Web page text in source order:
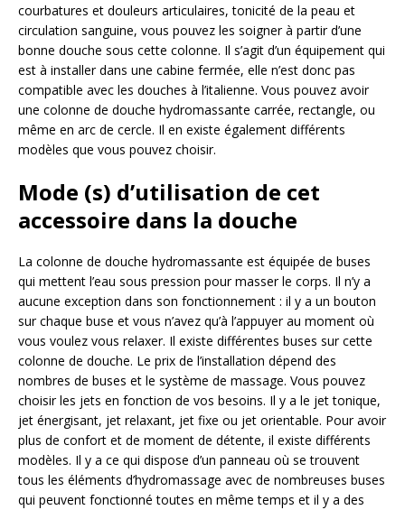
courbatures et douleurs articulaires, tonicité de la peau et
circulation sanguine, vous pouvez les soigner à partir d’une
bonne douche sous cette colonne. Il s’agit d’un équipement qui
est à installer dans une cabine fermée, elle n’est donc pas
compatible avec les douches à l’italienne. Vous pouvez avoir
une colonne de douche hydromassante carrée, rectangle, ou
même en arc de cercle. Il en existe également différents
modèles que vous pouvez choisir.
Mode (s) d’utilisation de cet
accessoire dans la douche
La colonne de douche hydromassante est équipée de buses
qui mettent l’eau sous pression pour masser le corps. Il n’y a
aucune exception dans son fonctionnement : il y a un bouton
sur chaque buse et vous n’avez qu’à l’appuyer au moment où
vous voulez vous relaxer. Il existe différentes buses sur cette
colonne de douche. Le prix de l’installation dépend des
nombres de buses et le système de massage. Vous pouvez
choisir les jets en fonction de vos besoins. Il y a le jet tonique,
jet énergisant, jet relaxant, jet fixe ou jet orientable. Pour avoir
plus de confort et de moment de détente, il existe différents
modèles. Il y a ce qui dispose d’un panneau où se trouvent
tous les éléments d’hydromassage avec de nombreuses buses
qui peuvent fonctionné toutes en même temps et il y a des